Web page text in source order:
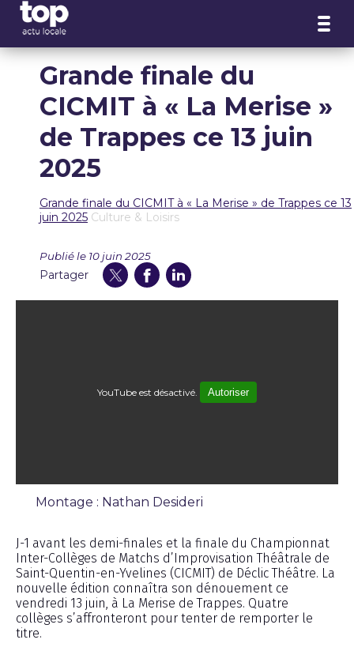
Grande finale du
CICMIT à « La Merise »
de Trappes ce 13 juin
2025
Grande finale du CICMIT à « La Merise » de Trappes ce 13
juin 2025 Culture & Loisirs
Publié le 10 juin 2025
Partager
YouTube est désactivé. Autoriser
Montage : Nathan Desideri
J-1 avant les demi-finales et la finale du Championnat
Inter-Collèges de Matchs d’Improvisation Théâtrale de
Saint-Quentin-en-Yvelines (CICMIT) de Déclic Théâtre. La
nouvelle édition connaîtra son dénouement ce
vendredi 13 juin, à La Merise de Trappes. Quatre
collèges s’affronteront pour tenter de remporter le
titre.
Panneau de gestion des cookies